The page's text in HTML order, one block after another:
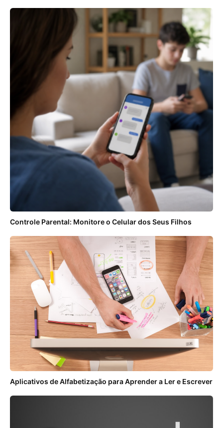
Controle Parental: Monitore o Celular dos Seus Filhos
Aplicativos de Alfabetização para Aprender a Ler e Escrever